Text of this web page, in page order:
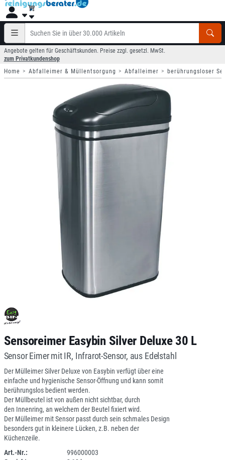
Angebote gelten für Geschäftskunden. Preise zzgl. gesetzl. MwSt.
zum Privatkundenshop
Home
Abfalleimer & Müllentsorgung Abfalleimer berührungsloser
Sensoreimer Easybin Silver Deluxe 30 L
Sensor Eimer mit IR, Infrarot-Sensor, aus Edelstahl
Der Mülleimer Silver Deluxe von Easybin verfügt über eine
einfache und hygienische Sensor-Öffnung und kann somit
berührungslos bedient werden.
Der Müllbeutel ist von außen nicht sichtbar, durch
den Innenring, an welchem der Beutel fixiert wird.
Der Mülleimer mit Sensor passt durch sein schmales Design
besonders gut in kleinere Lücken, z.B. neben der
Küchenzeile.
Art.-Nr.:
996000003